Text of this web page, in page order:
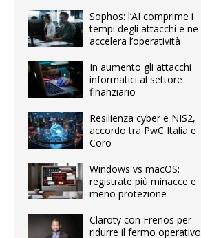
Sophos: l’AI comprime i
tempi degli attacchi e ne
accelera l’operatività
In aumento gli attacchi
informatici al settore
finanziario
Resilienza cyber e NIS2,
accordo tra PwC Italia e
Coro
Windows vs macOS:
registrate più minacce e
meno protezione
Claroty con Frenos per
ridurre il fermo operativo